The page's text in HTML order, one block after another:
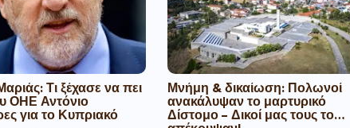
Τι ξέχασε να πει
ΟΗΕ Αντόνιο
για το Κυπριακό
Μνήμη & δικαίωση: Πολωνοί
ανακάλυψαν το μαρτυρικό
Δίστομο – Δικοί μας τους το…